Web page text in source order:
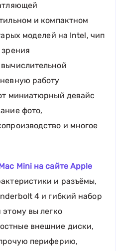
и компактном
моделей на Intel, чип
работу
миниатюрный девайс
фото,
и многое
Mini на сайте Apple
и разъёмы,
4 и гибкий набор
вы легко
внешние диски,
периферию,